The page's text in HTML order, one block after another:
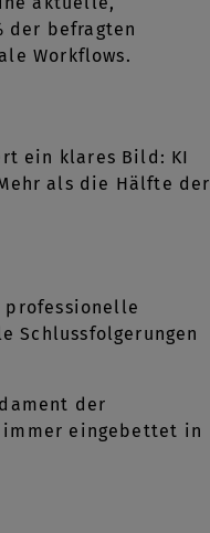
der befragten
Workflows.
ein klares Bild: KI
als die Hälfte der
professionelle
Schlussfolgerungen
der
eingebettet in